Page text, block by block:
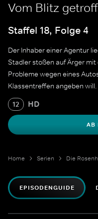
Vom Blitz
Staffel 18, Folge 4
Der Inhaber einer Agentur
Stadler stoßen auf Ärger
Probleme wegen eines
Klassentreffen angeben will.
12 HD
AB
Home Serien Die
EPISODENGUIDE